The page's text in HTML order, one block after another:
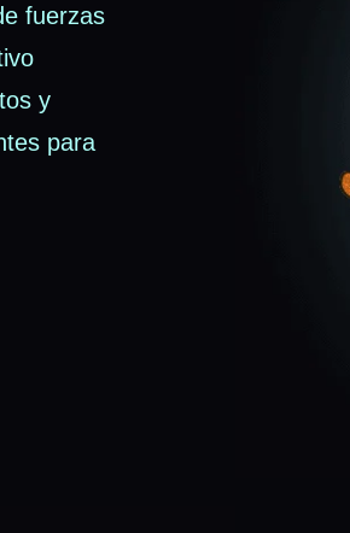
fuerzas
y
para